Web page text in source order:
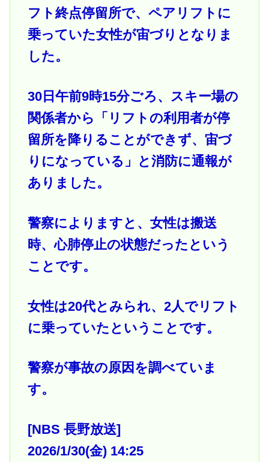
フト終点停留所で、ペアリフトに
乗っていた女性が宙づりとなりま
した。
30日午前9時15分ごろ、スキー場の
関係者から「リフトの利用者が停
留所を降りることができず、宙づ
りになっている」と消防に通報が
ありました。
警察によりますと、女性は搬送
時、心肺停止の状態だったという
ことです。
女性は20代とみられ、2人でリフト
に乗っていたということです。
警察が事故の原因を調べていま
す。
[NBS 長野放送]
2026/1/30(金) 14:25